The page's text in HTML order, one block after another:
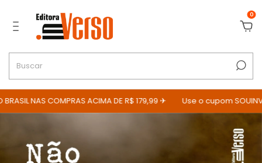
0
NAS COMPRAS ACIMA DE R$ 179,99 ✈ Use o cupom